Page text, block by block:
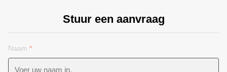
Stuur een aanvraag
Naam *